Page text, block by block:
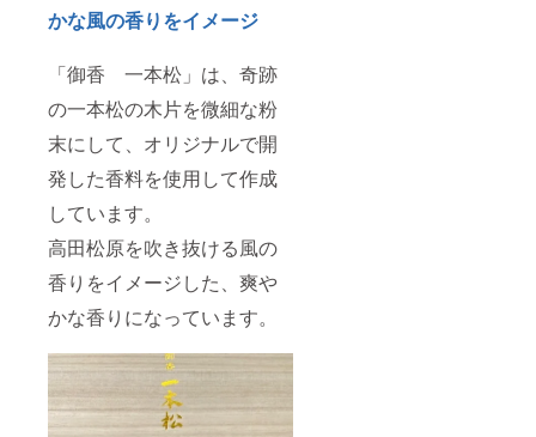
かな風の香りをイメージ
「御香 一本松」は、奇跡
の一本松の木片を微細な粉
末にして、オリジナルで開
発した香料を使用して作成
しています。
高田松原を吹き抜ける風の
香りをイメージした、爽や
かな香りになっています。